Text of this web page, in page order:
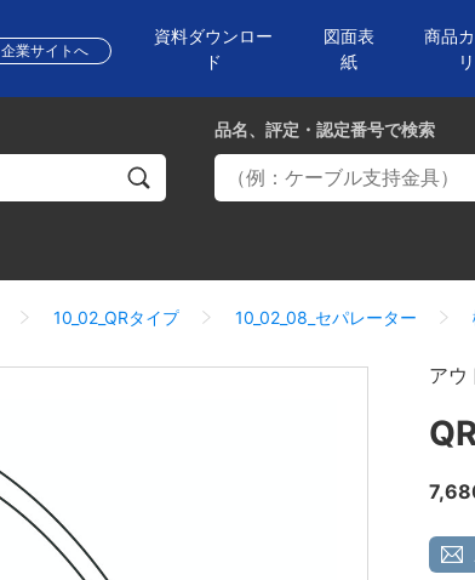
企業サイトへ
資料ダウンロー
ド
図面表
紙
商品
リ
品名、評定・認定番号で検索
10_02_QRタイプ 10_02_08_セパレーター
アウ